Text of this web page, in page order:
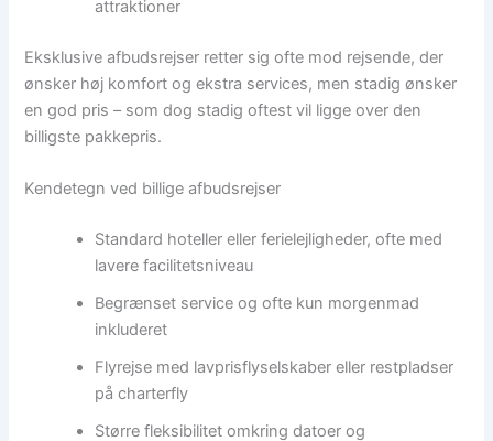
attraktioner
Eksklusive afbudsrejser retter sig ofte mod rejsende, der
ønsker høj komfort og ekstra services, men stadig ønsker
en god pris – som dog stadig oftest vil ligge over den
billigste pakkepris.
Kendetegn ved billige afbudsrejser
Standard hoteller eller ferielejligheder, ofte med
lavere facilitetsniveau
Begrænset service og ofte kun morgenmad
inkluderet
Flyrejse med lavprisflyselskaber eller restpladser
på charterfly
Større fleksibilitet omkring datoer og